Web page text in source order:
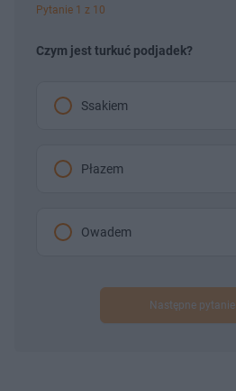
Pytanie 1 z 10
Czym jest turkuć podjadek?
Ssakiem
Płazem
Owadem
Następne pytanie